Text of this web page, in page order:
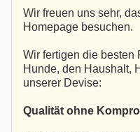
Wir freuen uns sehr,
Homepage besuchen.
Wir fertigen die besten
Hunde, den Haushalt,
unserer Devise:
Qualität ohne